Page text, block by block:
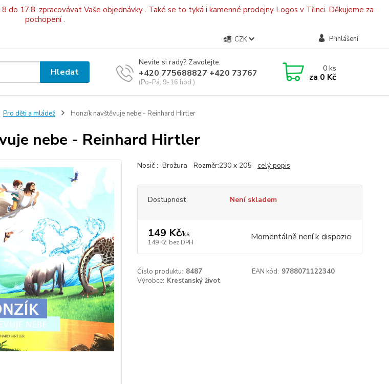
do 17.8. zpracovávat Vaše objednávky . Také se to tyká i kamenné prodejny Logos v Třinci. Děkujeme za
pochopení .
CZK Přihlášení
Hledat
Nevíte si rady? Zavolejte.
+420 775688827 +420 737670415
(Po-Pá, 9-16 hod.)
0ks
za 0 Kč
Pro děti a mládež Honzík navštěvuje nebe - Reinhard Hirtler
nebe - Reinhard Hirtler
Nosič : Brožura Rozměr:230 x 205 celý popis
Dostupnost Není skladem
149 Kč/ks
149 Kč bez DPH Momentálně není k dispozici
Číslo produktu: 8487 EAN kód: 9788071122340
Výrobce: Kresťanský život